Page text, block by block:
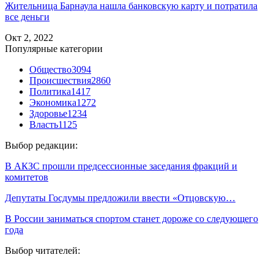
Жительница Барнаула нашла банковскую карту и потратила
все деньги
Окт 2, 2022
Популярные категории
Общество3094
Происшествия2860
Политика1417
Экономика1272
Здоровье1234
Власть1125
Выбор редакции:
В АКЗС прошли предсессионные заседания фракций и
комитетов
Депутаты Госдумы предложили ввести «Отцовскую…
В России заниматься спортом станет дороже со следующего
года
Выбор читателей: